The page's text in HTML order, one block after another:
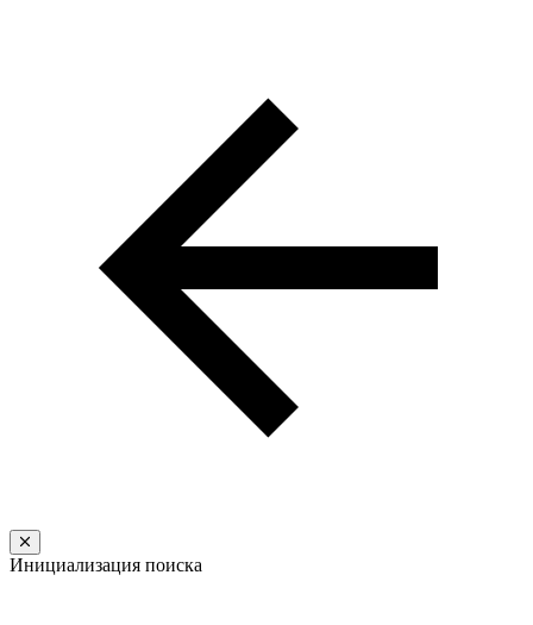
Инициализация поиска